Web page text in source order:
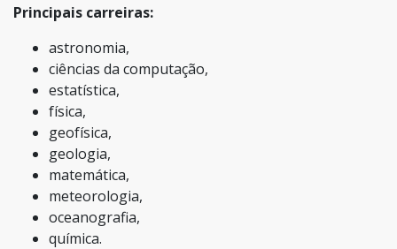
Principais carreiras:
astronomia,
ciências da computação,
estatística,
física,
geofísica,
geologia,
matemática,
meteorologia,
oceanografia,
química.